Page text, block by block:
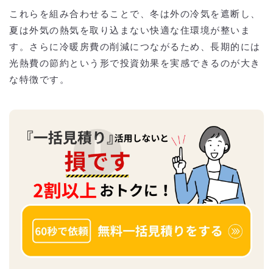
これらを組み合わせることで、冬は外の冷気を遮断し、
夏は外気の熱気を取り込まない快適な住環境が整いま
す。さらに冷暖房費の削減につながるため、長期的には
光熱費の節約という形で投資効果を実感できるのが大き
な特徴です。